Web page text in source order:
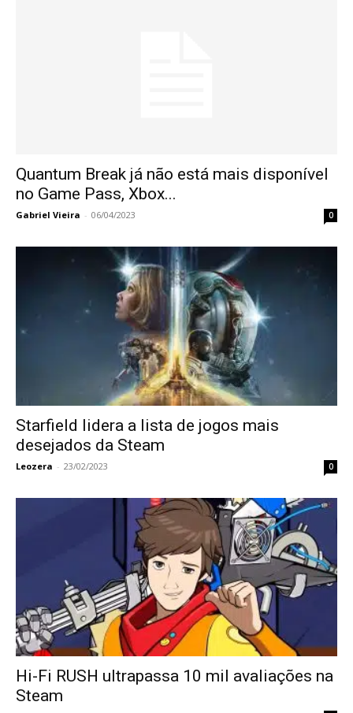
Quantum Break já não está mais disponível
no Game Pass, Xbox...
Gabriel Vieira - 06/04/2023 0
Starfield lidera a lista de jogos mais
desejados da Steam
Leozera - 23/02/2023 0
Hi-Fi RUSH ultrapassa 10 mil avaliações na
Steam